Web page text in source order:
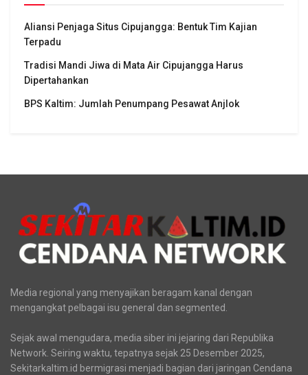
Aliansi Penjaga Situs Cipujangga: Bentuk Tim Kajian
Terpadu
Tradisi Mandi Jiwa di Mata Air Cipujangga Harus
Dipertahankan
BPS Kaltim: Jumlah Penumpang Pesawat Anjlok
Media regional yang menyajikan beragam kanal dengan
mengangkat pelbagai isu general dan segmented.
Sejak awal mengudara, media siber ini jejaring dari Republika
Network. Seiring waktu, tepatnya sejak 25 Desember 2025,
Sekitarkaltim.id bermigrasi menjadi bagian dari jaringan Cendana